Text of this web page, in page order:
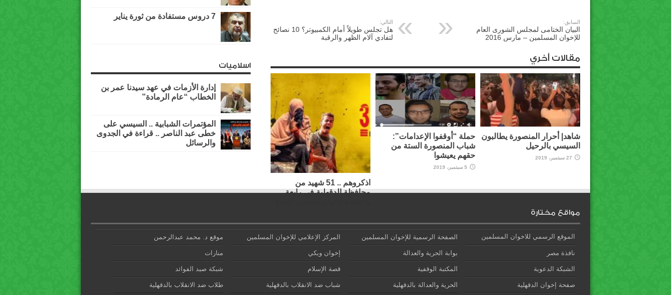
السابق:
البيان الختامى لمجلس الشورى العام
للإخوان المسلمين – مارس 2016
التالي:
هل تجلس طويلاً أمام الكمبيوتر؟ 10 نصائح
لتفادي آلام الظهر والرقبة
مقالات أخري
شاهد| أحرار المنصورة يطالبون
السيسي بالرحيل
27 سبتمبر، 2019
حملة “أوقفوا الإعدامات”:
شباب المنصورة الستة من
حقهم يعيشوا
5 سبتمبر، 2019
اذكروهم .. 51 شهيد من
محافظة الدقهلية في رابعة
7 دروس مستفادة من ثورة يناير
اسلاميات
إدارة الأزمات في عهد سيدنا عمر بن
الخطاب “عام الرمادة”
المؤتمرات الشبابية .. السيسي على
خطى عبد الناصر .. قراءة في الجدوى
والرسائل
مواقع مختارة
الموقع الرسمي للاخوان المسلمين الصفحة الرسمية للإخوان المسلمين المركز الإعلامي للإخوان المسلمين موقع د. محمد عبدالرحمن
نافذة مصر بوابة الحرية والعدالة إخوان ويكي منارات
الشبكة الدعوية المكتبة الوقفية قصة الإسلام شبكة صيد الفوائد
صفحة إخوان الدقهلية الحرية والعدالة بالدقهلية شباب ضد الانقلاب بالدقهلية طلاب ضد الانقلاب بالدقهلية